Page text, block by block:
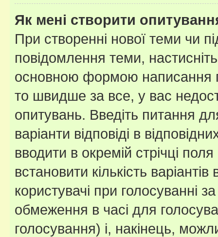
Як мені створити
При створенні нової теми чи
повідомлення теми,
основною формою написання
то швидше за все, у вас
опитувань. Введіть питання
варіанти відповіді в
вводити в окремій стрічці
встановити кількість
користувачі при голосуванні
обмеження в часі для
голосування) і, накінець,